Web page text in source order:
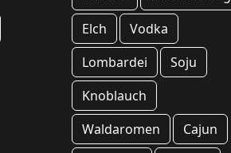
Elch
Vodka
Lombardei
Soju
Knoblauch
Waldaromen
Cajun